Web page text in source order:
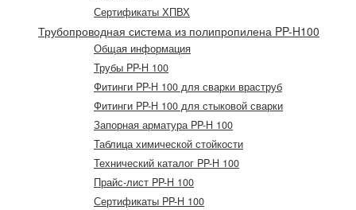
Сертификаты ХПВХ
Трубопроводная система из полипропилена PP-H100
Общая информация
Трубы PP-H 100
Фитинги PP-H 100 для сварки враструб
Фитинги PP-H 100 для стыковой сварки
Запорная арматура PP-H 100
Таблица химической стойкости
Технический каталог PP-H 100
Прайс-лист PP-H 100
Сертификаты PP-H 100